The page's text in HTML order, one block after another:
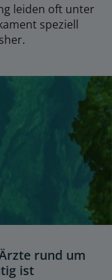
leiden oft unter
speziell
rund um
ist